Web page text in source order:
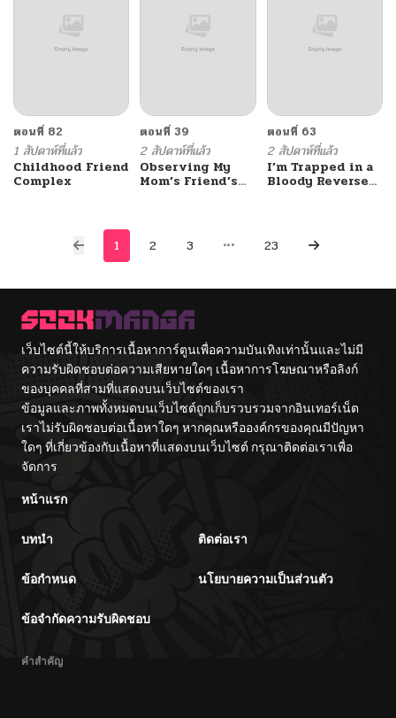
ตอนที่ 82
1 สัปดาห์ที่แล้ว
Childhood Friend
Complex
ตอนที่ 39
2 สัปดาห์ที่แล้ว
Observing My
Mom’s Friend’s
ตอนที่ 63
2 สัปดาห์ที่แล้ว
I’m Trapped in a
Bloody Reverse
1 2 3 23
เว็บไซต์นี้ให้บริการเนื้อหาการ์ตูนเพื่อความบันเทิงเท่านั้นและไม่มี
ความรับผิดชอบต่อความเสียหายใดๆ เนื้อหาการโฆษณาหรือลิงก์
ของบุคคลที่สามที่แสดงบนเว็บไซต์ของเรา
ข้อมูลและภาพทั้งหมดบนเว็บไซต์ถูกเก็บรวบรวมจากอินเทอร์เน็ต
เราไม่รับผิดชอบต่อเนื้อหาใดๆ หากคุณหรือองค์กรของคุณมีปัญหา
ใดๆ ที่เกี่ยวข้องกับเนื้อหาที่แสดงบนเว็บไซต์ กรุณาติดต่อเราเพื่อ
จัดการ
หน้าแรก
บทนำ ติดต่อเรา
ข้อกำหนด นโยบายความเป็นส่วนตัว
ข้อจำกัดความรับผิดชอบ
คำสำคัญ